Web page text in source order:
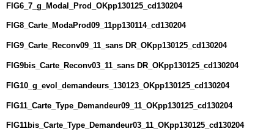
FIG6_7_g_Modal_Prod_OKpp130125_cd130204
FIG8_Carte_ModaProd09_11pp130114_cd130204
FIG9_Carte_Reconv09_11_sans DR_OKpp130125_cd130204
FIG9bis_Carte_Reconv03_11_sans DR_OKpp130125_cd130204
FIG10_g_evol_demandeurs_130123_OKpp130125_cd130204
FIG11_Carte_Type_Demandeur09_11_OKpp130125_cd130204
FIG11bis_Carte_Type_Demandeur03_11_OKpp130125_cd130204